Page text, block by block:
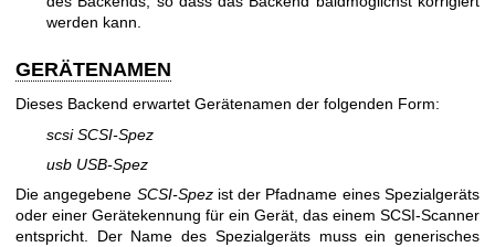
werden kann.
GERÄTENAMEN
Dieses Backend erwartet Gerätenamen der folgenden Form:
scsi SCSI-Spez
usb USB-Spez
Die angegebene SCSI-Spezist der Pfadname eines Spezialgeräts
oder einer Gerätekennung für ein Gerät, das einem SCSI-Scanner
entspricht. Der Name des Spezialgeräts muss ein generisches